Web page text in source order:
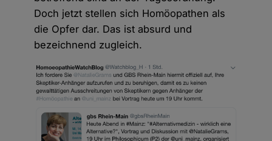
Doch jetzt stellen sich Homöopathen als
die Opfer dar. Das ist absurd und
bezeichnend zugleich.